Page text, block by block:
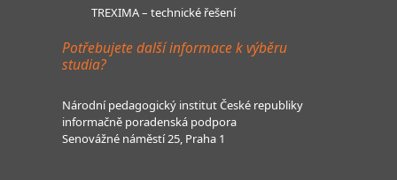
TREXIMA – technické řešení
Potřebujete další informace k výběru
studia?
Národní pedagogický institut České republiky
informačně poradenská podpora
Senovážné náměstí 25, Praha 1